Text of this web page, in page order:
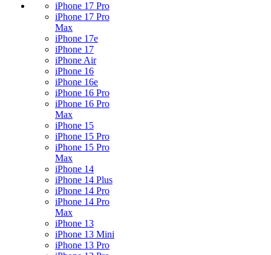
iPhone 17 Pro
iPhone 17 Pro
Max
iPhone 17e
iPhone 17
iPhone Air
iPhone 16
iPhone 16e
iPhone 16 Pro
iPhone 16 Pro
Max
iPhone 15
iPhone 15 Pro
iPhone 15 Pro
Max
iPhone 14
iPhone 14 Plus
iPhone 14 Pro
iPhone 14 Pro
Max
iPhone 13
iPhone 13 Mini
iPhone 13 Pro